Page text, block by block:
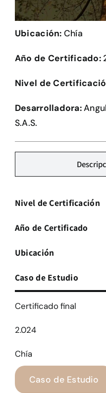
Herramientas
Credenciales
Ubicación: Chía
Año de Certificado:
Nivel de
Desarrolladora:
S.A.S.
Nivel de Certificación
Año de Certificado
Ubicación
Caso de Estudio
Certificado final
2.024
Chía
Caso de Estudio